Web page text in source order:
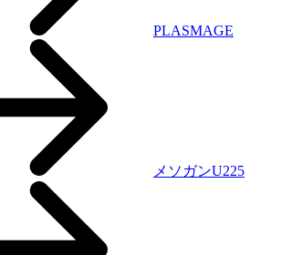
PLASMAGE
メソガンU225